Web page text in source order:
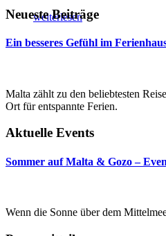
weiterlesen
Neueste Beiträge
Ein besseres Gefühl im
Malta zählt zu den beliebtesten
Ort für entspannte Ferien.
Aktuelle Events
Sommer auf Malta & Gozo –
Wenn die Sonne über dem